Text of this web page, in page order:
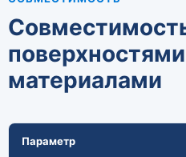
материалами
Параметр